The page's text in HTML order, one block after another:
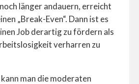
länger andauern, erreicht
„Break-Even“. Dann ist es
Job derartig zu fördern als
verharren zu
man die moderaten